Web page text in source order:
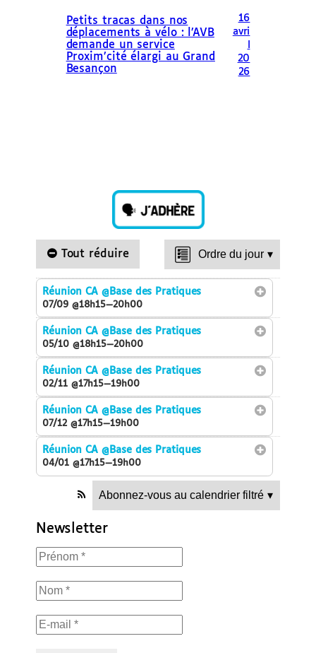
Petits tracas dans nos
déplacements à vélo : l’AVB
demande un service
Proxim’cité élargi au Grand
Besançon
16
avri
20
26
Tout réduire Ordre du jour ▾
Réunion CA@Base des Pratiques
07/09 @18h15—20h00
Réunion CA@Base des Pratiques
05/10 @18h15—20h00
Réunion CA@Base des Pratiques
02/11 @17h15—19h00
Réunion CA@Base des Pratiques
07/12 @17h15—19h00
Réunion CA@Base des Pratiques
04/01 @17h15—19h00
Abonnez-vous au calendrier filtré ▾
Newsletter